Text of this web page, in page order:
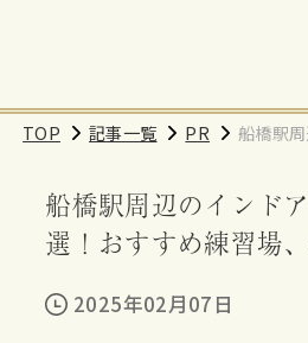
TOP 記事一覧 PR
船橋駅
おすす
金まとめ
船橋駅周辺のインド
選！おすすめ練習場
2025年02月07日